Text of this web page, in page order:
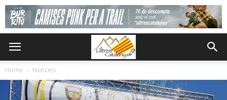
Home Notícies